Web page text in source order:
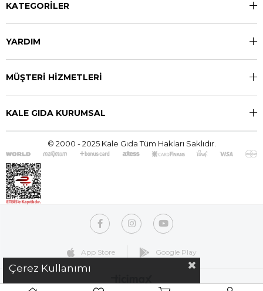
KATEGORİLER
YARDIM
MÜŞTERİ HİZMETLERİ
KALE GIDA KURUMSAL
© 2000 - 2025 Kale Gıda Tüm Hakları Saklıdır.
App Store Google Play
Çerez Kullanımı